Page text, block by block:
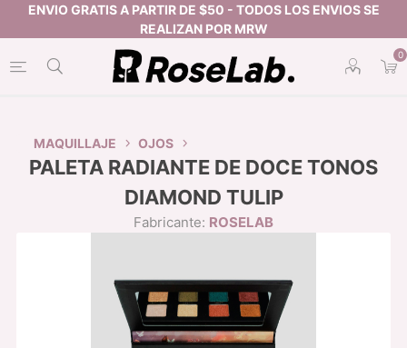
0
MAQUILLAJE OJOS
PALETA RADIANTE DE DOCE TONOS
DIAMOND TULIP
Fabricante: ROSELAB